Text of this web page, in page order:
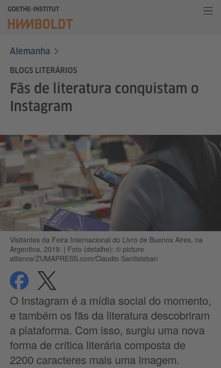
Alemanha
BLOGS LITERÁRIOS
Fãs de literatura conquistam o
Instagram
Visitantes da Feira Internacional do Livro de Buenos Aires, na
Argentina, 2019. | Foto (detalhe): © picture
alliance/ZUMAPRESS.com/Claudio Santisteban
compartilharcompartilhar
O Instagram é a mídia social do momento,
e também os fãs da literatura descobriram
a plataforma. Com isso, surgiu uma nova
forma de crítica literária composta de
2200 caracteres mais uma imagem.